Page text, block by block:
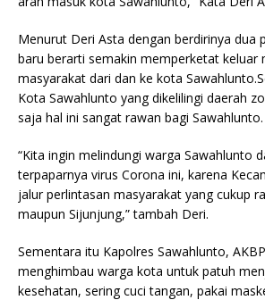
Menurut Deri Asta dengan berdirinya dua
baru berarti semakin memperketat keluar
masyarakat dari dan ke kota
Kota Sawahlunto yang dikelilingi daerah
saja hal ini sangat rawan bagi Sawahlunto.
“Kita ingin melindungi warga Sawahlunto
terpaparnya virus Corona ini, karena
jalur perlintasan masyarakat yang cukup
maupun Sijunjung,” tambah Deri.
Sementara itu Kapolres Sawahlunto,
menghimbau warga kota untuk patuh
kesehatan, sering cuci tangan, pakai